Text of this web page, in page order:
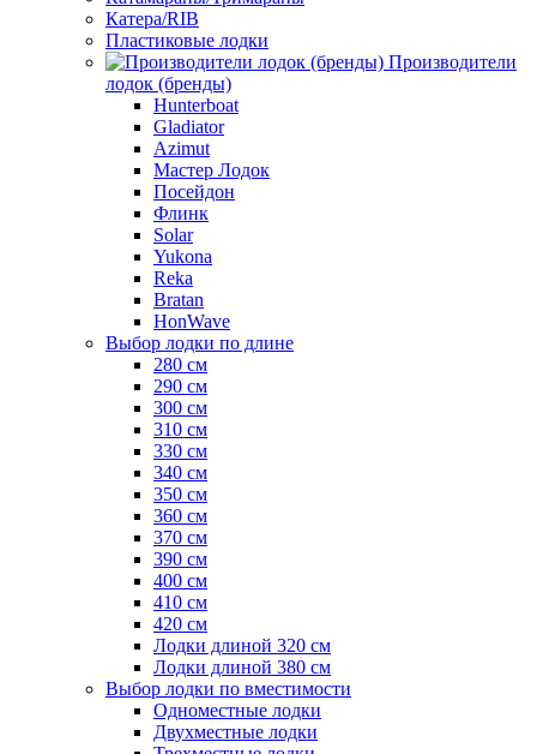
Катера/RIB
Пластиковые лодки
Производители
лодок (бренды)
Hunterboat
Gladiator
Azimut
Мастер Лодок
Посейдон
Флинк
Solar
Yukona
Reka
Bratan
HonWave
Выбор лодки по длине
280 см
290 см
300 см
310 см
330 см
340 см
350 см
360 см
370 см
390 см
400 см
410 см
420 см
Лодки длиной 320 см
Лодки длиной 380 см
Выбор лодки по вместимости
Одноместные лодки
Двухместные лодки